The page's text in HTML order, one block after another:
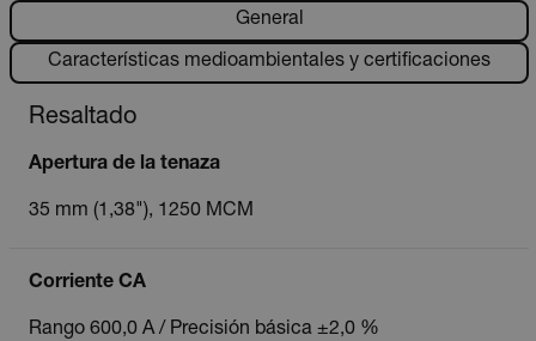
General
Características medioambientales y certificaciones
Resaltado
Apertura de la tenaza
35 mm (1,38"), 1250 MCM
Corriente CA
Rango 600,0 A / Precisión básica ±2,0 %